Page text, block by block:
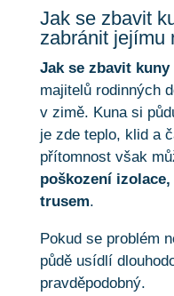
Jak se zbavit
zabránit jejímu
Jak se zbavit kuny
majitelů rodinných
v zimě. Kuna si
je zde teplo, klid a
přítomnost však
poškození
trusem.
Pokud se problém
půdě usídlí
pravděpodobný.